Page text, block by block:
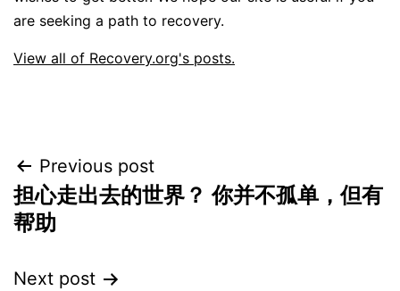
are seeking a path to recovery.
View all of Recovery.org's posts.
Post
navigation
Previous post
担心走出去的世界？ 你并不孤单，但有
帮助
Next post